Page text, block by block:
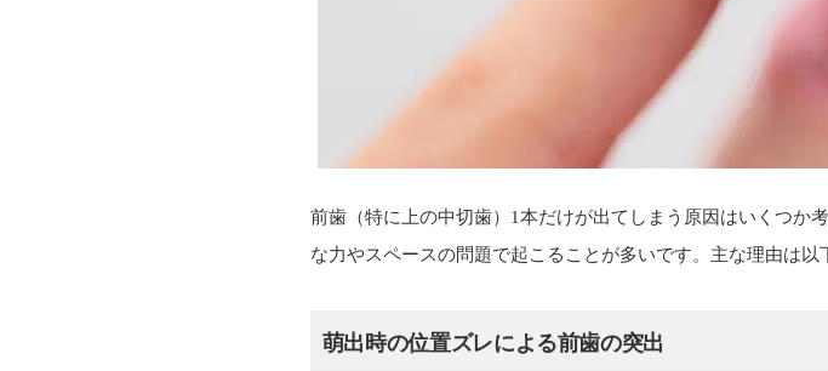
前歯（特に上の中切歯）1本だけが出てしまう原因はいくつか
な力やスペースの問題で起こることが多いです。主な理由は以
萌出時の位置ズレによる前歯の突出